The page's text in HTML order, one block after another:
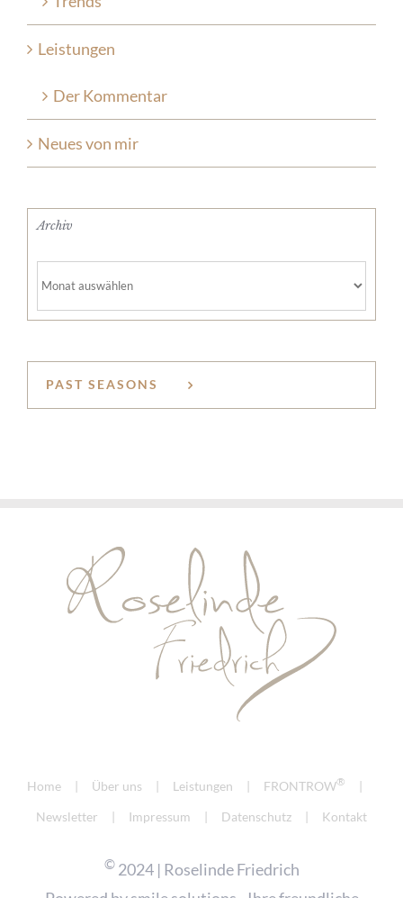
Leistungen
Der Kommentar
Neues von mir
Archiv
PAST SEASONS
Home Über uns Leistungen FRONTROW®
Newsletter Impressum Datenschutz Kontakt
©2024 | Roselinde Friedrich